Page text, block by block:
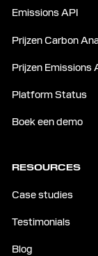
Emissions API
Prijzen Carbon
Prijzen Emissions
Platform Status
Boek een demo
RESOURCES
Case studies
Testimonials
Blog